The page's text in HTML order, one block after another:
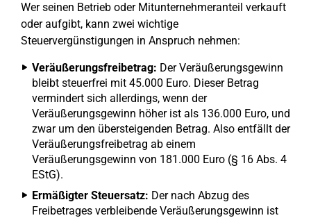
Wer seinen Betrieb oder Mitunternehmeranteil verkauft
oder aufgibt, kann zwei wichtige
Steuervergünstigungen in Anspruch nehmen:
Veräußerungsfreibetrag: Der Veräußerungsgewinn
bleibt steuerfrei mit 45.000 Euro. Dieser Betrag
vermindert sich allerdings, wenn der
Veräußerungsgewinn höher ist als 136.000 Euro, und
zwar um den übersteigenden Betrag. Also entfällt der
Veräußerungsfreibetrag ab einem
Veräußerungsgewinn von 181.000 Euro (§ 16 Abs. 4
EStG).
Ermäßigter Steuersatz: Der nach Abzug des
Freibetrages verbleibende Veräußerungsgewinn ist